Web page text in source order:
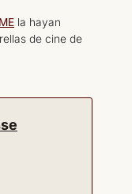
la hayan
de cine de